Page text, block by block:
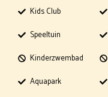
Kids Club
Speeltuin
Kinderzwembad
Aquapark